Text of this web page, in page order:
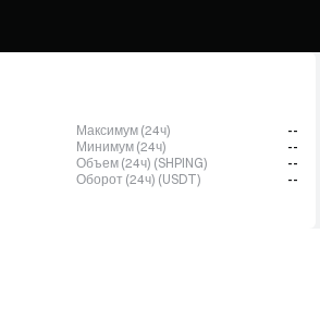
Максимум (24ч)
--
Минимум (24ч)
--
Объем (24ч) (SHPING)
--
Оборот (24ч) (USDT)
--